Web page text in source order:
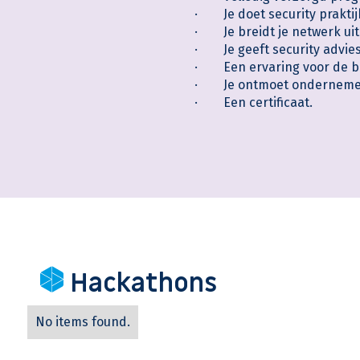
· Je doet security
· Je breidt je netwerk uit
· Je geeft security
· Een ervaring voor de
· Je ontmoet
· Een certificaat.
Hackathons
No items found.